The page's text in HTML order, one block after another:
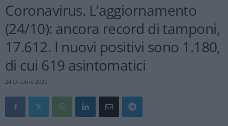
Coronavirus. L’aggiornamento
(24/10): ancora record di tamponi,
17.612. I nuovi positivi sono 1.180,
di cui 619 asintomatici
24 Ottobre 2020